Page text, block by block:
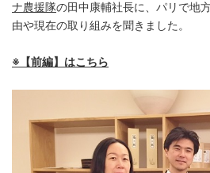
ナ農援隊の田中康輔社長に、パリで地
由や現在の取り組みを聞きました。
※【前編】はこちら